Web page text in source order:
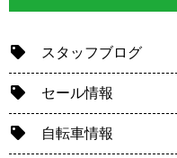
スタッフブログ
セール情報
自転車情報